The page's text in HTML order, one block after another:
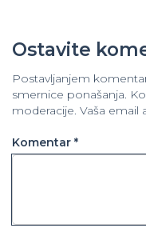
Ostavite
Postavljanjem
smernice ponašanja.
moderacije. Vaša email
Komentar *